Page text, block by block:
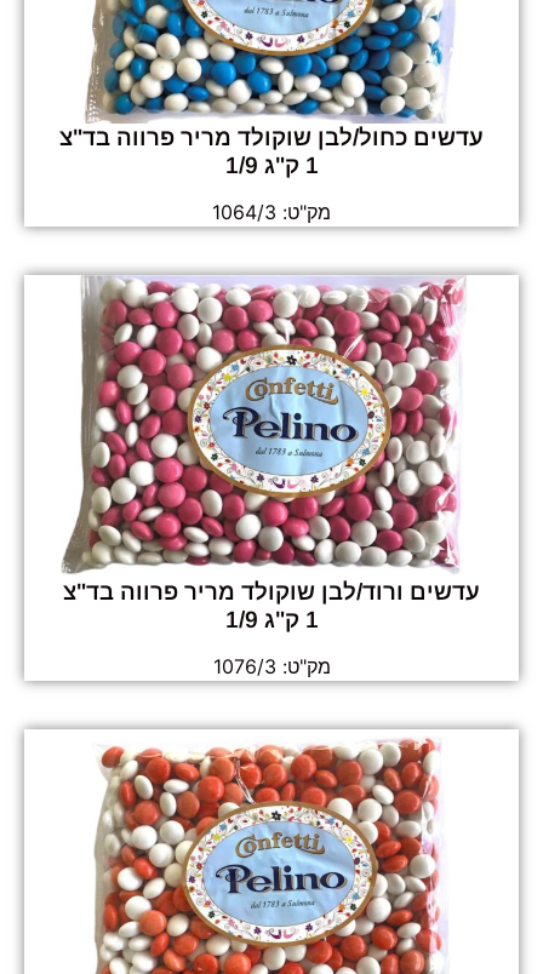
עדשים כחול/לבן שוקולד מריר פרווה בד"צ
1 ק"ג 1/9
מק"ט: 1064/3
עדשים ורוד/לבן שוקולד מריר פרווה בד"צ
1 ק"ג 1/9
מק"ט: 1076/3